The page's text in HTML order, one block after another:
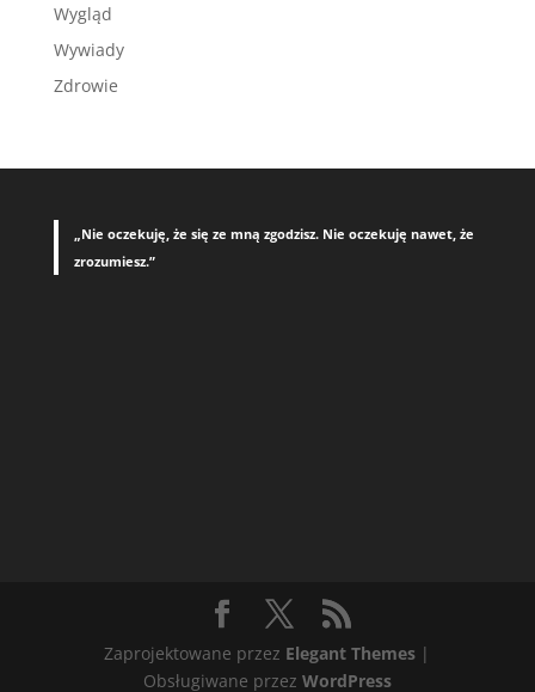
Wygląd
Wywiady
Zdrowie
„Nie oczekuję, że się ze mną zgodzisz. Nie oczekuję nawet, że
zrozumiesz.”
Zaprojektowane przez Elegant Themes |
Obsługiwane przez WordPress